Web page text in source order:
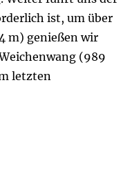
ist, um über
m) genießen wir
(989
letzten